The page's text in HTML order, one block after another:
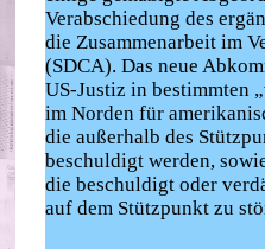
Verabschiedung des
die Zusammenarbeit im
(SDCA). Das neue
US-Justiz in bestimmten
im Norden für
die außerhalb des
beschuldigt werden,
die beschuldigt oder
auf dem Stützpunkt zu